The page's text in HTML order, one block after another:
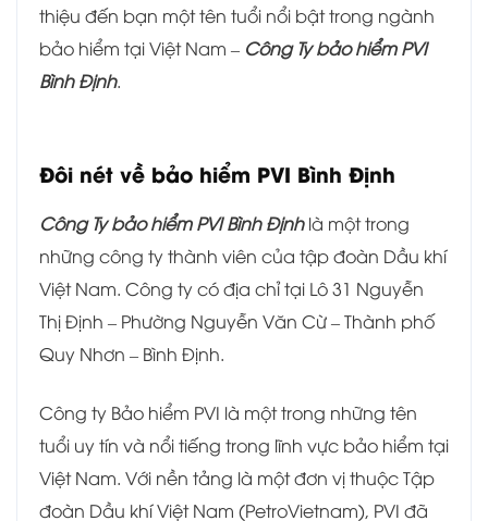
thiệu đến bạn một tên tuổi nổi bật trong ngành
bảo hiểm tại Việt Nam – Công Ty bảo hiểm PVI
Bình Định.
Đôi nét về bảo hiểm PVI Bình Định
Công Ty bảo hiểm PVI Bình Địnhlà một trong
những công ty thành viên của tập đoàn Dầu khí
Việt Nam. Công ty có địa chỉ tại Lô 31 Nguyễn
Thị Định – Phường Nguyễn Văn Cừ – Thành phố
Quy Nhơn – Bình Định.
Công ty Bảo hiểm PVI là một trong những tên
tuổi uy tín và nổi tiếng trong lĩnh vực bảo hiểm tại
Việt Nam. Với nền tảng là một đơn vị thuộc Tập
đoàn Dầu khí Việt Nam (PetroVietnam), PVI đã